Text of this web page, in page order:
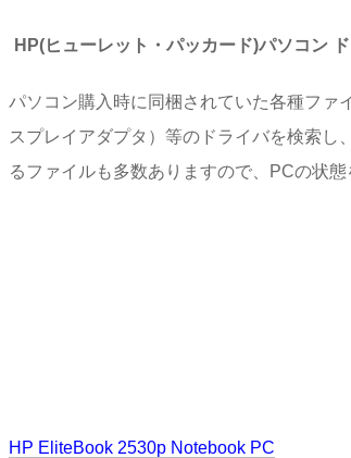
HP(ヒューレット・パッカード)パソコン
パソコン購入時に同梱されていた各種ファ
スプレイアダプタ）等のドライバを検索
るファイルも多数ありますので、PCの状
HP EliteBook 2530p Notebook PC